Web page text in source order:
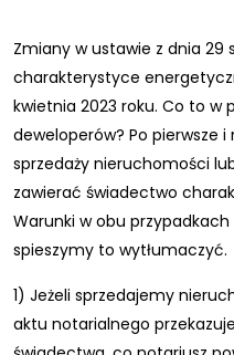
Zmiany w ustawie z dnia 29
charakterystyce
kwietnia 2023 roku. Co to w
deweloperów? Po pierwsze
sprzedaży nieruchomości
zawierać świadectwo
Warunki w obu
spieszymy to wytłumaczyć.
1) Jeżeli sprzedajemy
aktu notarialnego